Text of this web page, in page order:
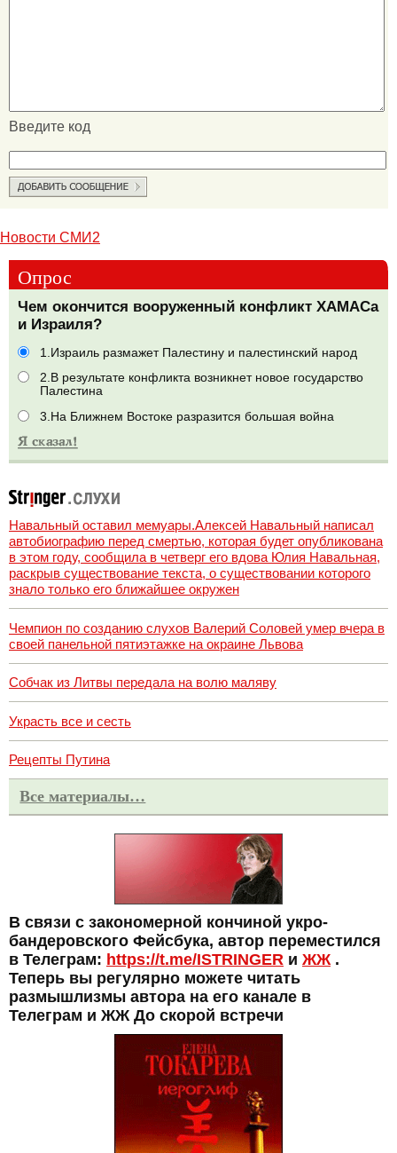
Введите код
Новости СМИ2
Опрос
Чем окончится вооруженный конфликт ХАМАСа
и Израиля?
1.Израиль размажет Палестину и палестинский народ
2.В результате конфликта возникнет новое государство
Палестина
3.На Ближнем Востоке разразится большая война
Навальный оставил мемуары.Алексей Навальный написал
автобиографию перед смертью, которая будет опубликована
в этом году, сообщила в четверг его вдова Юлия Навальная,
раскрыв существование текста, о существовании которого
знало только его ближайшее окружен
Чемпион по созданию слухов Валерий Соловей умер вчера в
своей панельной пятиэтажке на окраине Львова
Собчак из Литвы передала на волю маляву
Украсть все и сесть
Рецепты Путина
Все материалы…
В связи с закономерной кончиной укро-
бандеровского Фейсбука, автор переместился
в Телеграм: https://t.me/ISTRINGER и ЖЖ.
Теперь вы регулярно можете читать
размышлизмы автора на его канале в
Телеграм и ЖЖ До скорой встречи